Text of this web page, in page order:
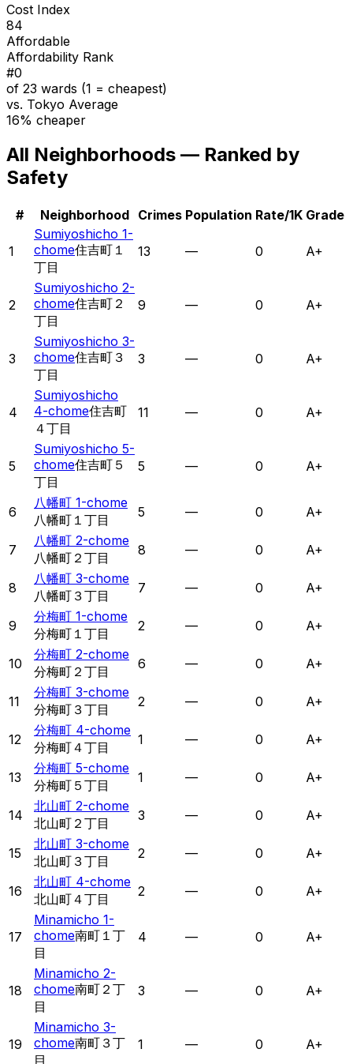
Cost Index
84
Affordable
Affordability Rank
#0
of 23 wards (1 = cheapest)
vs. Tokyo Average
16% cheaper
All Neighborhoods — Ranked by
Safety
# Neighborhood Crimes Population Rate/1K Grade
1
Sumiyoshicho 1-
chome住吉町１
丁目
13 — 0 A+
2
Sumiyoshicho 2-
chome住吉町２
丁目
9 — 0 A+
3
Sumiyoshicho 3-
chome住吉町３
丁目
3 — 0 A+
4
Sumiyoshicho
4-chome住吉町
４丁目
11 — 0 A+
5
Sumiyoshicho 5-
chome住吉町５
丁目
5 — 0 A+
6
八幡町 1-chome
八幡町１丁目
5 — 0 A+
7
八幡町 2-chome
八幡町２丁目
8 — 0 A+
8
八幡町 3-chome
八幡町３丁目
7 — 0 A+
9
分梅町 1-chome
分梅町１丁目
2 — 0 A+
10
分梅町 2-chome
分梅町２丁目
6 — 0 A+
11
分梅町 3-chome
分梅町３丁目
2 — 0 A+
12
分梅町 4-chome
分梅町４丁目
1 — 0 A+
13
分梅町 5-chome
分梅町５丁目
1 — 0 A+
14
北山町 2-chome
北山町２丁目
3 — 0 A+
15
北山町 3-chome
北山町３丁目
2 — 0 A+
16
北山町 4-chome
北山町４丁目
2 — 0 A+
17
Minamicho 1-
chome南町１丁
目
4 — 0 A+
18
Minamicho 2-
chome南町２丁
目
3 — 0 A+
19
Minamicho 3-
chome南町３丁
目
1 — 0 A+